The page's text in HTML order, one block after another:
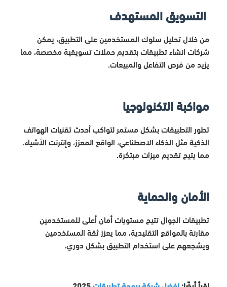
التسويق المستهدف
من خلال تحليل سلوك المستخدمين على التطبيق، يمكن
شركات انشاء تطبيقات بتقديم حملات تسويقية مخصصة، مما
يزيد من فرص التفاعل والمبيعات.
مواكبة التكنولوجيا
تطور التطبيقات بشكل مستمر لتواكب أحدث تقنيات الهواتف
الذكية مثل الذكاء الاصطناعي، الواقع المعزز، وإنترنت الأشياء،
مما يتيح تقديم ميزات مبتكرة.
الأمان والحماية
تطبيقات الجوال تتيح مستويات أمان أعلى للمستخدمين
مقارنة بالمواقع التقليدية، مما يعزز ثقة المستخدمين
ويشجعهم على استخدام التطبيق بشكل دوري.